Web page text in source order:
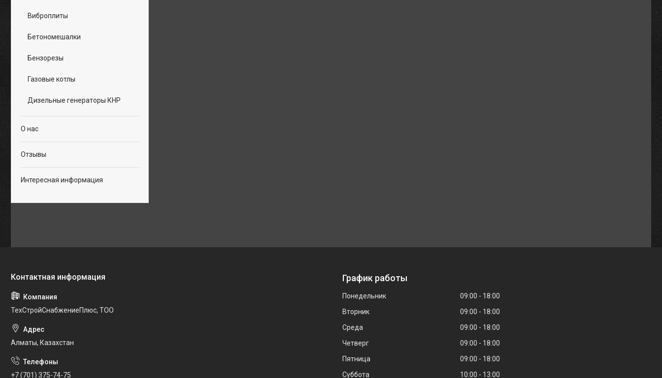
Виброплиты
Бетономешалки
Бензорезы
Газовые котлы
Дизельные генераторы КНР
О нас
Отзывы
Интересная информация
ТехСтройСнабжениеПлюс, ТОО
Алматы, Казахстан
+7 (701) 375-74-75
График работы
Понедельник 09:00
18:00
Вторник
09:00
18:00
Среда
09:00
18:00
Четверг
09:00
18:00
Пятница
09:00
18:00
Суббота
10:00 13:00